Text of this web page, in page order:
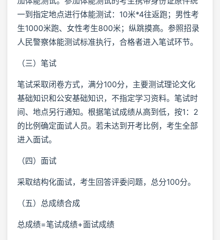
一到指定地点进行体能测试：10米*4往返跑；男性考
生1000米跑、女性考生800米；纵跳摸高。参照招录
人民警察体能测试标准执行，合格者进入笔试环节。
（三）笔试
笔试采取闭卷方式，满分100分，主要测试理论文化
基础知识和公安基础知识，不指定学习资料。笔试时
间、地点另行通知。根据笔试成绩从高到低，按1：2
的比例确定面试人员。若未达到开考比例，考生全部
进入面试。
（四）面试
采取结构化面试，考生回答评委问题，总分100分。
（五）总成绩合成
总成绩=笔试成绩+面试成绩